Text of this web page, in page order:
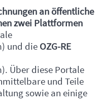
an öffentliche
zwei Plattformen
und die OZG-RE
Über diese Portale
und Teile
sowie an einige